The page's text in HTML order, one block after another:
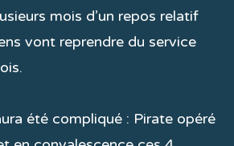
mois d’un repos relatif
vont reprendre du service
été compliqué : Pirate opéré